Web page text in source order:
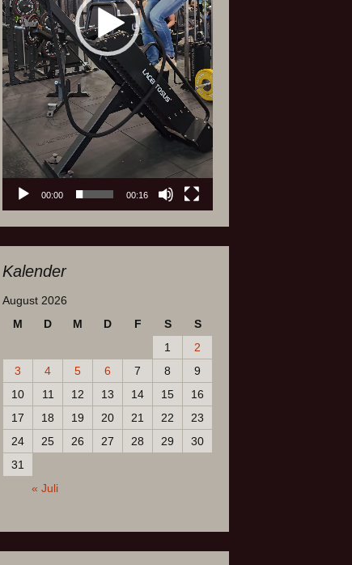
00:00 00:16
Kalender
August 2026
M
D M D F S
S
1
2
3
4 5 6 7 8
9
10
11 12 13 14 15
16
17
18 19 20 21 22
23
24
25 26 27 28 29
30
31
« Juli